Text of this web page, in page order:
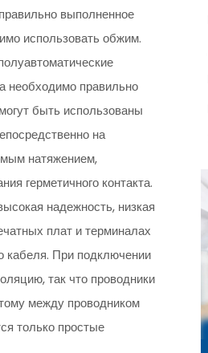
выполненное
использовать обжим.
необходимо правильно
быть использованы
на
натяжением,
герметичного контакта.
надежность, низкая
плат и терминалах
кабеля. При подключении
так что проводники
между проводником
только простые